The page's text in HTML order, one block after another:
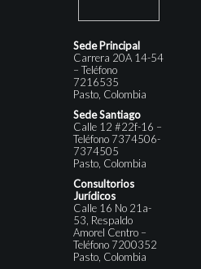
Sede Principal
Carrera 20A 14-54
– Teléfono
7216535
Pasto, Colombia
Sede Santiago
Calle 12 #22f-16 –
Teléfono 7374506-
7374505
Pasto, Colombia
Consultorios
Jurídicos
Calle 16 No 21a-
53, Respaldo
Amorel Centro –
Teléfono 7200352
Pasto, Colombia